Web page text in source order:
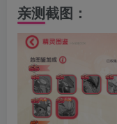
亲测截图：